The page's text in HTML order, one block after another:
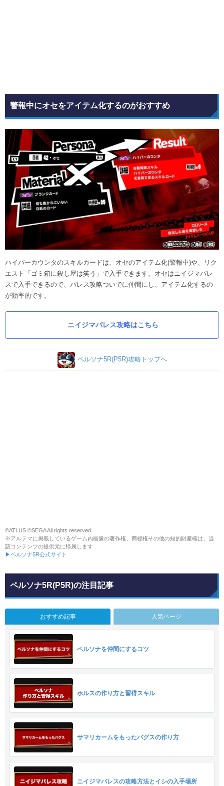
警報中にオセをアイテム化するのがおすすめ
ハイパーカウンタのスキルカードは、オセのアイテム化(警報中)や、リク
エスト「ゴミ箱に殺し屋は笑う」で入手できます。オセはニイジマパレ
スで入手できるので、パレス攻略ついでに仲間にし、アイテム化するの
が効率的です。
ニイジマパレス攻略はこちら
ペルソナ5R(P5R)攻略トップへ
©ATLUS ©SEGA All rights reserved.
※アルテマに掲載しているゲーム内画像の著作権、商標権その他の知的財産権は、当
該コンテンツの提供元に帰属します
▶ペルソナ5R公式サイト
ペルソナ5R(P5R)の注目記事
おすすめ記事 人気ページ
ペルソナを仲間にするコツ
ホルスの作り方と習得スキル
サマリカームをもったバグスの作り方
ニイジマパレスの攻略方法とイシの入手場所